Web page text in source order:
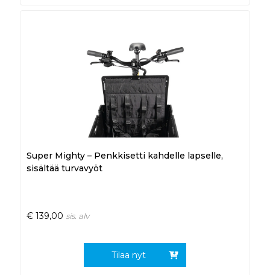
Super Mighty – Penkkisetti kahdelle lapselle,
sisältää turvavyöt
€ 139,00 sis. alv
Tilaa nyt